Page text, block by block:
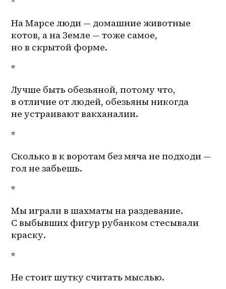
На Марсе люди — домашние животные
котов, а на Земле — тоже самое,
но в скрытой форме.
*
Лучше быть обезьяной, потому что,
в отличие от людей, обезьяны никогда
не устраивают вакханалии.
*
Сколько в к воротам без мяча не подходи —
гол не забьешь.
*
Мы играли в шахматы на раздевание.
С выбывших фигур рубанком стесывали
краску.
*
Не стоит шутку считать мыслью.